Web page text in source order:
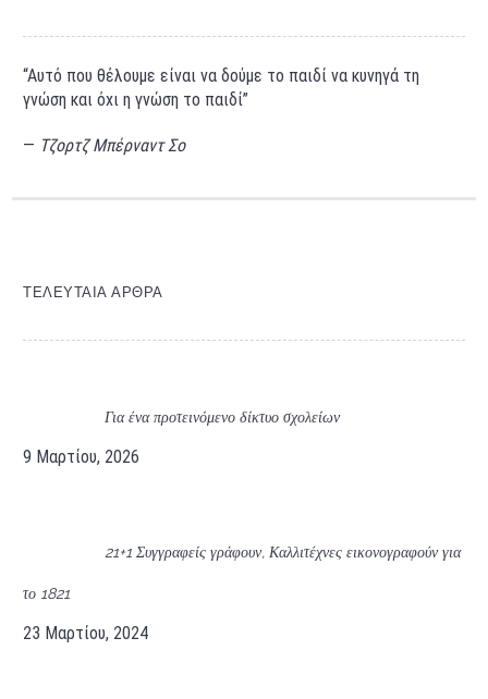
“Αυτό που θέλουμε είναι να δούμε το παιδί να κυνηγά τη
γνώση και όχι η γνώση το παιδί”
— Τζορτζ Μπέρναντ Σο
ΤΕΛΕΥΤΑΊΑ ΆΡΘΡΑ
Για ένα προτεινόμενο δίκτυο σχολείων
9 Μαρτίου, 2026
21+1 Συγγραφείς γράφουν, Καλλιτέχνες εικονογραφούν για
το 1821
23 Μαρτίου, 2024